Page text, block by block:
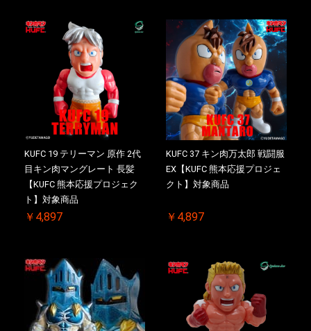
KUFC 19 テリーマン 原作 2代
目キン肉マングレート 長髪
【KUFC 熊本応援プロジェク
ト】対象商品
￥4,897
KUFC 37 キン肉万太郎 戦闘服
EX【KUFC 熊本応援プロジェ
クト】対象商品
￥4,897